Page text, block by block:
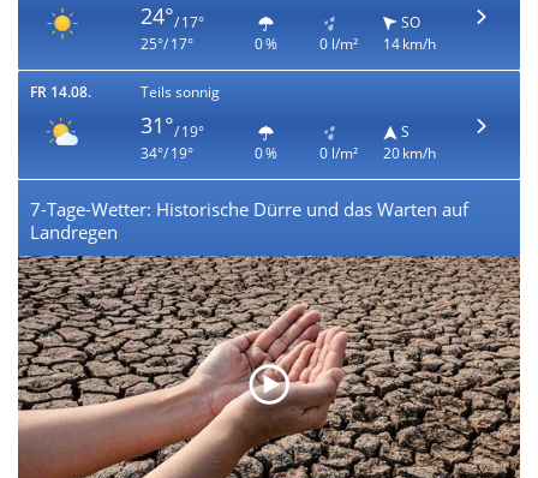
24°/ 17°
25°/ 17°
0 % 0 l/m²
SO
14 km/h
FR 14.08. Teils sonnig
31°/ 19°
34°/ 19°
0 % 0 l/m²
S
20 km/h
7-Tage-Wetter: Historische Dürre und das Warten auf
Landregen